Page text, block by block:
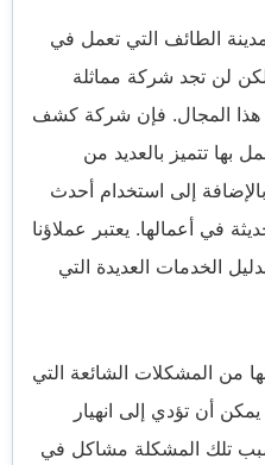
الطائف التي تعمل في
لن تجد شركة مماثلة
هذا المجال. فإن شركة كشف
بها تتميز بالعديد من
بالإضافة إلى استخدام أحدث
في أعمالها. يعتبر عملاؤنا
الخدمات العديدة التي
من المشكلات الشائعة التي
أن تؤدي إلى انهيار
تلك المشكلة مشاكل في